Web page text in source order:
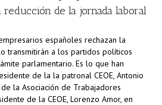
de la jornada laboral
españoles rechazan la
transmitirán a los partidos políticos
parlamentario. Es lo que han
de la la patronal CEOE, Antonio
la Asociación de Trabajadores
de la CEOE, Lorenzo Amor, en